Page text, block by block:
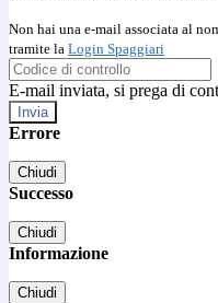
Non hai una e-mail associata al
tramite la Login Spaggiari
E-mail inviata, si prega di
Errore
Chiudi
Successo
Chiudi
Informazione
Chiudi